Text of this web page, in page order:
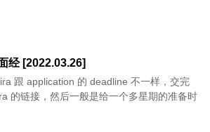
经 [2022.03.26]
跟 application 的 deadline 不一样，交完
的链接，然后一般是给一个多星期的准备时